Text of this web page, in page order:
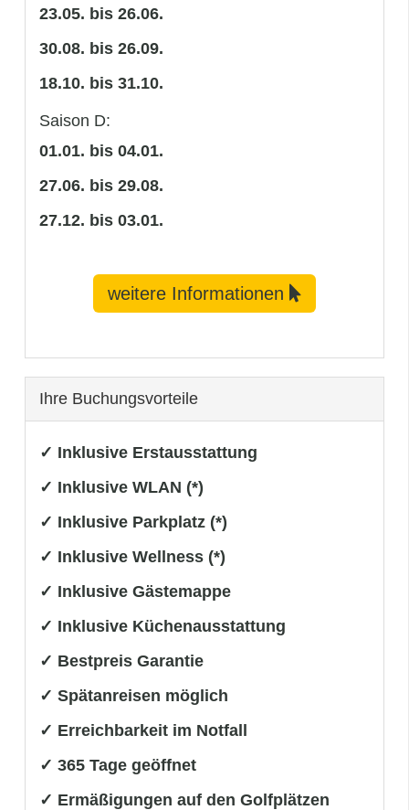
23.05. bis 26.06.
30.08. bis 26.09.
18.10. bis 31.10.
Saison D:
01.01. bis 04.01.
27.06. bis 29.08.
27.12. bis 03.01.
weitere Informationen
Ihre Buchungsvorteile
✓ Inklusive Erstausstattung
✓ Inklusive WLAN (*)
✓ Inklusive Parkplatz (*)
✓ Inklusive Wellness (*)
✓ Inklusive Gästemappe
✓ Inklusive Küchenausstattung
✓ Bestpreis Garantie
✓ Spätanreisen möglich
✓ Erreichbarkeit im Notfall
✓ 365 Tage geöffnet
✓ Ermäßigungen auf den Golfplätzen